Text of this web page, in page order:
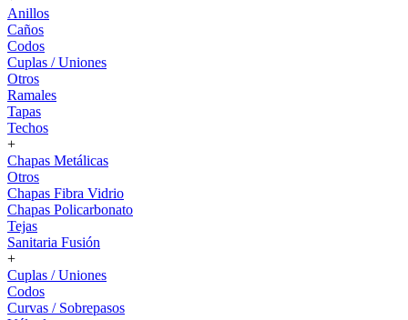
Anillos
Caños
Codos
Cuplas / Uniones
Otros
Ramales
Tapas
Techos
+
Chapas Metálicas
Otros
Chapas Fibra Vidrio
Chapas Policarbonato
Tejas
Sanitaria Fusión
+
Cuplas / Uniones
Codos
Curvas / Sobrepasos